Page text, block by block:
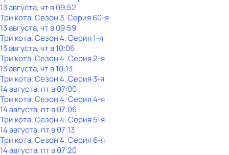
13 августа, чт в 09:52
Три кота. Сезон 3. Серия 60-я
13 августа, чт в 09:59
Три кота. Сезон 4. Серия 1-я
13 августа, чт в 10:06
Три кота. Сезон 4. Серия 2-я
13 августа, чт в 10:13
Три кота. Сезон 4. Серия 3-я
14 августа, пт в 07:00
Три кота. Сезон 4. Серия 4-я
14 августа, пт в 07:06
Три кота. Сезон 4. Серия 5-я
14 августа, пт в 07:13
Три кота. Сезон 4. Серия 6-я
14 августа, пт в 07:20